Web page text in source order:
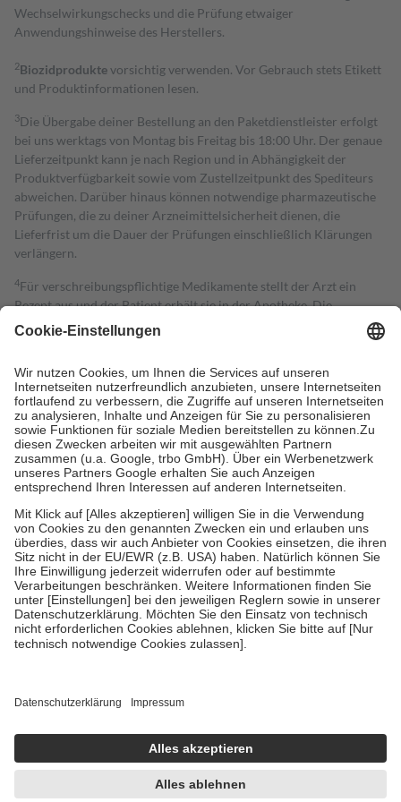
Wechselwirkungschecks und die Prüfung etwaiger
Anwendungshinweise des Herstellers.
2Biozidproduktevorsichtig verwenden. Vor Gebrauch stets Etikett
und Produktinformationen lesen.
3Die Übergabe deiner Bestellung an den Paketdienstleister erfolgt
bei uns werktags von Montag bis Freitag bis 18:00 Uhr. Der genaue
Lieferzeitpunkt kann je nach Region und in Abhängigkeit der
Produktverfügbarkeit sowie vom Zustellzeitpunkt des Spediteurs
abweichen. Darüber hinaus können notwendige pharmazeutische
Prüfungen, die zu deiner Arzneimittelsicherheit dienen, die
Lieferfrist um die Dauer der Prüfungen einschließlich Klärungen
verlängern.
4Für verschreibungspflichtige Medikamente stellt der Arzt ein
Rezept aus und der Patient erhält sie in der Apotheke. Die
gesetzliche Krankenversicherung übernimmt in der Regel die
Kosten dafür, der Versicherte trägt einen Teil davon als Zuzahlung
Grundsätzlich leisten Mitglieder Zuzahlungen in Höhe von zehn
Prozent des Abgabepreises,mindestens jedochfünf Euround
höchstens zehn Euro.Es sind jedoch nie mehr als die tatsächlichen
Kosten der Leistung zu entrichten.
Diese Regeln gelten grundsätzlich auch für Online-Apotheken.
Bei Heilmitteln und häuslicher Krankenpflege beträgt die
Zuzahlung zehn Prozent der Kosten sowie zehn Euro je
Verordnung.
Um das Engagement der Versicherten für ihre eigene Gesundheit zu
stärken und die besondere Stellung der Familie zu unterstützen,
fallenkeine Zuzahlungenan bei:
• Kindern und Jugendlichen bis zum vollendeten 18. Lebensjahr
mit Ausnahme der Fahrkosten
• Untersuchungen zur Vorsorge und Früherkennung, die von der
GKV getragen werden
Einholung von Bewertungen. Trusted Shops hat Maßnahmen
getroffen, um sicherzustellen, dass es sich um echte Bewertungen
handelt. Mehr Informationen findest du hier:
https://help.etrusted.com/hc/de/articles/4419944605341